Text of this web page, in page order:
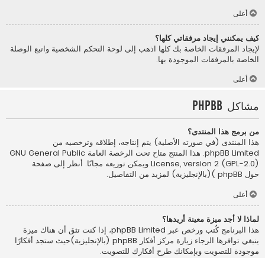
أعلى
كيف يمكنني إيجاد مرفقاتي كلها؟
لإيجاد المرفقات الخاصة بك كلها اذهب إلى لوحة التحكم الشخصية واتبع الوصلة
الخاصة بالمرفقات الموجودة بها.
أعلى
مشاكل phpBB
من برمج هذا المنتدى؟
هذا المنتدى (في صورته الأصلية) يتم إنتاجه، إطلاقه وترخصيه من
phpBB Limited
. هذا المنتج متاح تحت الرخصة العامة GNU General Public
License, version 2 (GPL-2.0) ويمكن توزيعه مجانًا. أنظر إلى صفحة
حول phpBB )(بالإنجليزية)
لمزيد من التفاصيل.
أعلى
لماذا لا أجد ميزة معينة أريدها؟
هذا البرنامج كُتب ورخص عبر phpBB Limited، إذا كنت تثق أن هناك ميزة
ينبغي توافرها الرجاء زيارة مركز أفكار phpBB (بالإنجليزية)
حيث ستجد أفكارًا
موجودة للتصويت وبإمكانك طرح أفكارك للتصويت.